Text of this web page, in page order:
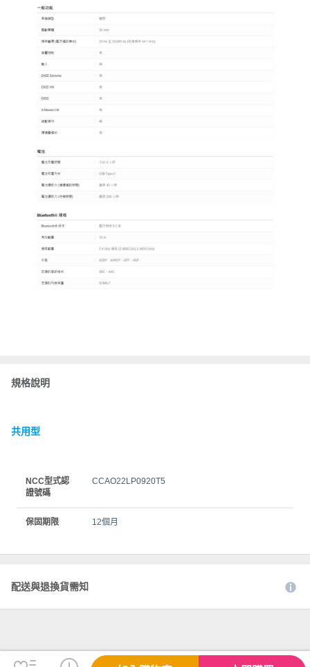
規格說明
共用型
NCC型式認
證號碼
CCAO22LP0920T5
保固期限 12個月
配送與退換貨需知